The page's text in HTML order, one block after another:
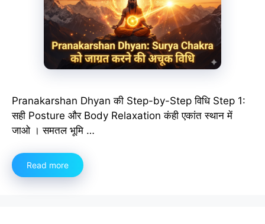
Pranakarshan Dhyan की Step-by-Step विधि Step 1:
सही Posture और Body Relaxation कंही एकांत स्थान में
जाओ । समतल भूमि …
Read more